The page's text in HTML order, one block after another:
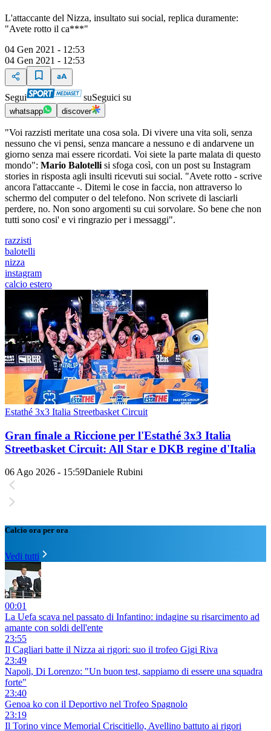
L'attaccante del Nizza, insultato sui social, replica duramente:
"Avete rotto il ca***"
04 Gen 2021 - 12:53
04 Gen 2021 - 12:53
Segui suSeguici su
whatsapp discover
"Voi razzisti meritate una cosa sola. Di vivere una vita soli, senza
nessuno che vi pensi, senza mancare a nessuno e di andarvene un
giorno senza mai essere ricordati. Voi siete la parte malata di questo
mondo": Mario Balotelli si sfoga così, con un post su Instagram
stories in risposta agli insulti ricevuti sui social. "Avete rotto - scrive
ancora l'attaccante -. Ditemi le cose in faccia, non attraverso lo
schermo del computer o del telefono. Non scrivete di lasciarli
perdere, no. Non sono argomenti su cui sorvolare. So bene che non
tutti sono cosi' e vi ringrazio per i messaggi".
razzisti
balotelli
nizza
instagram
calcio estero
Estathé 3x3 Italia Streetbasket Circuit
Gran finale a Riccione per l'Estathé 3x3 Italia
Streetbasket Circuit: All Star e DKB regine d'Italia
06 Ago 2026 - 15:59Daniele Rubini
Calcio ora per ora
Vedi tutti
00:01
La Uefa scava nel passato di Infantino: indagine su risarcimento ad
amante con soldi dell'ente
23:55
Il Cagliari batte il Nizza ai rigori: suo il trofeo Gigi Riva
23:49
Napoli, Di Lorenzo: "Un buon test, sappiamo di essere una squadra
forte"
23:40
Genoa ko con il Deportivo nel Trofeo Spagnolo
23:19
Il Torino vince Memorial Criscitiello, Avellino battuto ai rigori